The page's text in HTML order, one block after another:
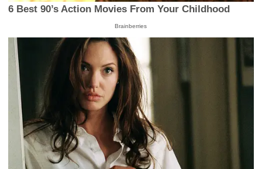
6 Best 90’s Action Movies From Your Childhood
Brainberries